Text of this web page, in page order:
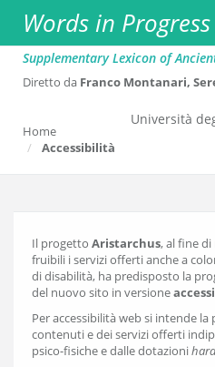
Words in Progress
Supplementary Lexicon of
Diretto da Franco Montanari,
Università
Home
Accessibilità
Il progetto Aristarchus, al fine
fruibili i servizi offerti anche a
di disabilità, ha predisposto la
del nuovo sito in versione
Per accessibilità web si intende
contenuti e dei servizi offerti
psico-fisiche e dalle dotazioni